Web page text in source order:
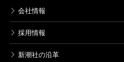
会社情報
採用情報
新潮社の沿革